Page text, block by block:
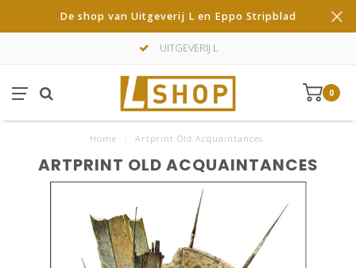
De shop van Uitgeverij L en Eppo Stripblad
UITGEVERIJ L
0
Home Artprint Old Acquaintances
ARTPRINT OLD ACQUAINTANCES